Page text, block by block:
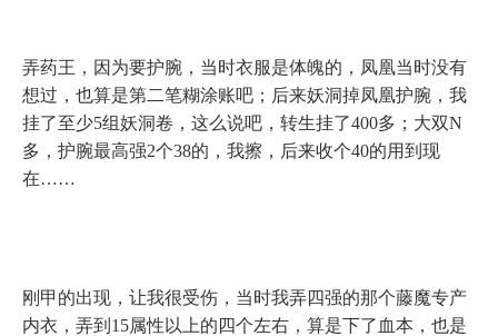
弄药王，因为要护腕，当时衣服是体魄的，凤凰当时没有
想过，也算是第二笔糊涂账吧；后来妖洞掉凤凰护腕，我
挂了至少5组妖洞卷，这么说吧，转生挂了400多；大双N
多，护腕最高强2个38的，我擦，后来收个40的用到现
在……
刚甲的出现，让我很受伤，当时我弄四强的那个藤魔专产
内衣，弄到 15属性以上的四个左右，算是下了血本，也是